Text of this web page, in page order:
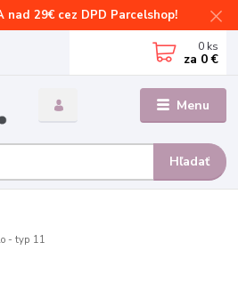
nad 29€ cez DPD Parcelshop!
Menu
Hľadať
0 ks
za 0 €
- typ 11